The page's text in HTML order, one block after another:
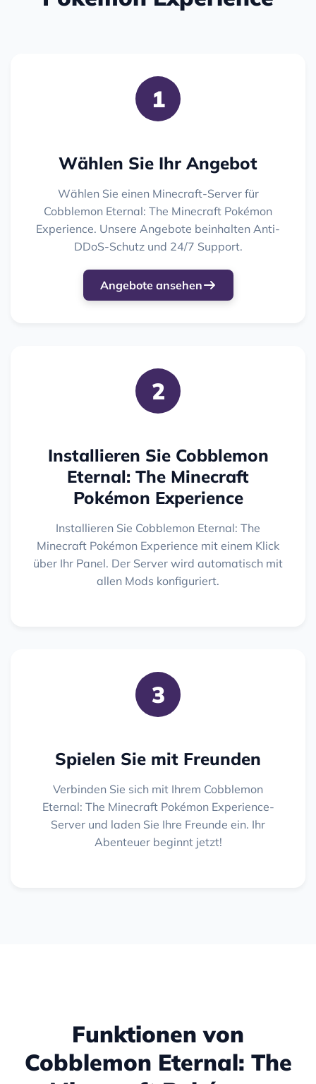
1
Wählen Sie Ihr Angebot
Wählen Sie einen Minecraft-Server für
Cobblemon Eternal: The Minecraft Pokémon
Experience. Unsere Angebote beinhalten Anti-
DDoS-Schutz und 24/7 Support.
Angebote ansehen
2
Installieren Sie Cobblemon
Eternal: The Minecraft
Pokémon Experience
Installieren Sie Cobblemon Eternal: The
Minecraft Pokémon Experience mit einem Klick
über Ihr Panel. Der Server wird automatisch mit
allen Mods konfiguriert.
3
Spielen Sie mit Freunden
Verbinden Sie sich mit Ihrem Cobblemon
Eternal: The Minecraft Pokémon Experience-
Server und laden Sie Ihre Freunde ein. Ihr
Abenteuer beginnt jetzt!
Funktionen von
Cobblemon Eternal: The